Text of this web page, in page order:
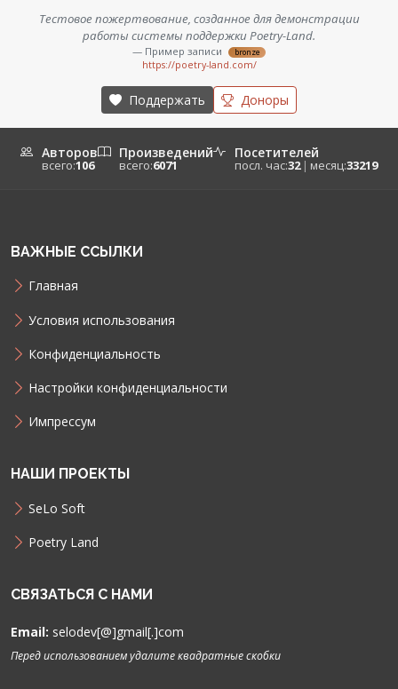
Тестовое пожертвование, созданное для демонстрации
работы системы поддержки Poetry-Land.
— Пример записи bronze
https://poetry-land.com/
Поддержать Доноры
Авторов
всего:106
Произведений
всего:6071
Посетителей
посл. час:32 | месяц:33219
ВАЖНЫЕ ССЫЛКИ
Главная
Условия использования
Конфиденциальность
Настройки конфиденциальности
Импрессум
НАШИ ПРОЕКТЫ
SeLo Soft
Poetry Land
СВЯЗАТЬСЯ С НАМИ
Email: selodev[@]gmail[.]com
Перед использованием удалите квадратные скобки